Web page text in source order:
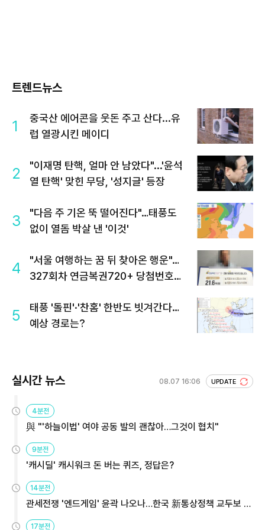
트렌드뉴스
1
중국산 에어콘을 웃돈 주고 산다...유
럽 열광시킨 메이디
2
"이재명 탄핵, 얼마 안 남았다"...'윤석
열 탄핵' 맞힌 무당, '성지글' 등장
3
"다음 주 기온 뚝 떨어진다"…태풍도
없이 열돔 박살 낸 '이것'
4
"서울 여행하는 꿈 뒤 찾아온 행운"…
327회차 연금복권720+ 당첨번호조
5
태풍 '돌핀'·'찬홈' 한반도 빗겨간다…
예상 경로는?
실시간 뉴스 08.07 16:06 UPDATE
4분전
與 "'하늘이법' 여야 공동 발의 괜찮아…그것이 협치"
9분전
'캐시딜' 캐시워크 돈 버는 퀴즈, 정답은?
14분전
관세전쟁 '엔드게임' 윤곽 나오나…한국 新통상정책 교두보 활
용해야
17분전